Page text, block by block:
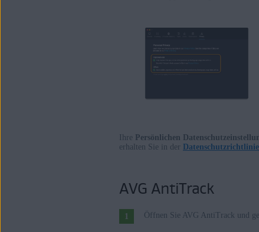
Ihre Persönlichen
erhalten Sie in der
AVG AntiTrack
Öffnen Sie AVG AntiTrack und